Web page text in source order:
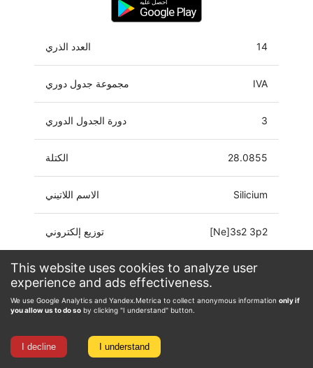
This website uses cookies to analyze user
experience and ads effectiveness.
We use Google Analytics and Yandex.Metrica to collect anonymous information only if
you allow us to do so by clicking "I understand" button.
I decline I understand
احصل عليه
Google Play
العدد الذري 14
مجموعة جدول دوري IVA
دورة الجدول الدوري 3
الكتلة 28.0855
الاسم اللاتيني Silicium
توزيع إلكتروني [Ne]3s2 3p2
حالة الأكسدة -4, -3, -2, -1, 0, 1, 2, 3, 4